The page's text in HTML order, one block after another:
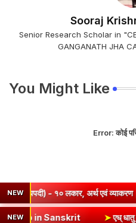
Sooraj
Senior Research Scholar in
GANGANATH JHA
You Might Like
Error:कोई
NEW
- १० लकार, अर्थ एवं व्याकरण | Pach
NEW
| Sev Dhatu Roop in Sanskrit